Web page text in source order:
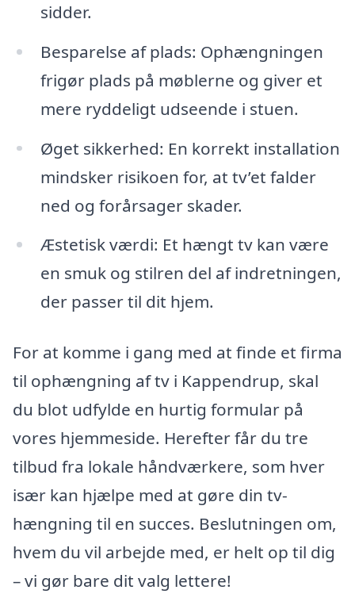
sidder.
Besparelse af plads: Ophængningen
frigør plads på møblerne og giver et
mere ryddeligt udseende i stuen.
Øget sikkerhed: En korrekt installation
mindsker risikoen for, at tv’et falder
ned og forårsager skader.
Æstetisk værdi: Et hængt tv kan være
en smuk og stilren del af indretningen,
der passer til dit hjem.
For at komme i gang med at finde et firma
til ophængning af tv i Kappendrup, skal
du blot udfylde en hurtig formular på
vores hjemmeside. Herefter får du tre
tilbud fra lokale håndværkere, som hver
især kan hjælpe med at gøre din tv-
hængning til en succes. Beslutningen om,
hvem du vil arbejde med, er helt op til dig
– vi gør bare dit valg lettere!